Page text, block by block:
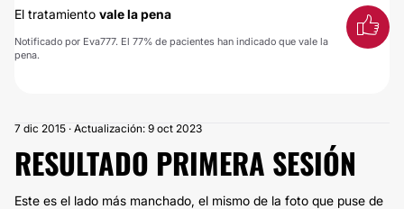
El tratamiento vale la pena
Notificado por Eva777. El 77% de pacientes han indicado que vale la
pena.
7 dic 2015 · Actualización: 9 oct 2023
RESULTADO PRIMERA SESIÓN
Este es el lado más manchado, el mismo de la foto que puse de